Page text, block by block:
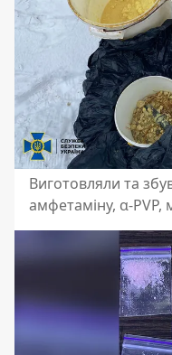
Виготовляли та
амфетаміну, α-PVP,